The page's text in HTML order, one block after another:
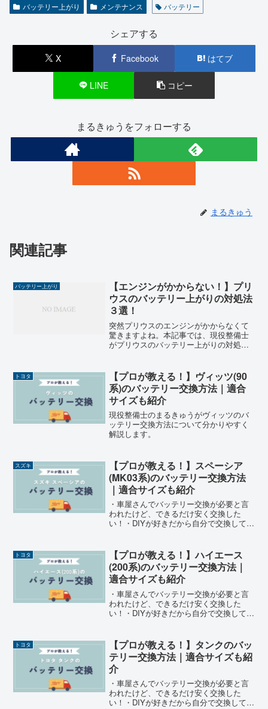
バッテリー上がり メンテナンス バッテリー
シェアする
X Facebook はてブ
LINE コピー
まるきゅうをフォローする
まるきゅう
関連記事
バッテリー上がり
【エンジンがかからない！】プリ
ウスのバッテリー上がりの対処法
３選！
突然プリウスのエンジンがかからなくて
驚きますよね。本記事では、現役整備士
がプリウスのバッテリー上がりの対処法
トヨタ
【プロが教える！】ヴィッツ(90
系)のバッテリー交換方法｜適合
サイズも紹介
現役整備士のまるきゅうがヴィッツのバ
ッテリー交換方法について分かりやすく
解説します。
スズキ
【プロが教える！】スペーシア
(MK03系)のバッテリー交換方法
｜適合サイズも紹介
・車屋さんでバッテリー交換が必要と言
われたけど、できるだけ安く交換した
い！・DIYが好きだから自分で交換してみ
で、現役整備士のまるきゅうがスペーシ
アのバッテリー交換を安くする方法を解
説します。
トヨタ
【プロが教える！】ハイエース
(200系)のバッテリー交換方法｜
適合サイズも紹介
・車屋さんでバッテリー交換が必要と言
われたけど、できるだけ安く交換した
い！・DIYが好きだから自分で交換してみ
で、現役整備士のまるきゅうがハイエー
スのバッテリー交換を安くする方法を解
説します。
トヨタ
【プロが教える！】タンクのバッ
テリー交換方法｜適合サイズも紹
介
・車屋さんでバッテリー交換が必要と言
われたけど、できるだけ安く交換した
い！・DIYが好きだから自分で交換してみ